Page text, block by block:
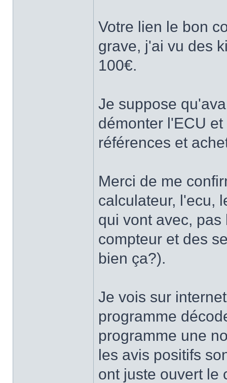
Votre lien le bon
grave, j'ai vu des
100€.
Je suppose
démonter l'ECU
références et
Merci de me
calculateur, l'ecu,
qui vont avec,
compteur et des
bien ça?).
Je vois sur
programme
programme une
les avis positifs
ont juste ouvert le